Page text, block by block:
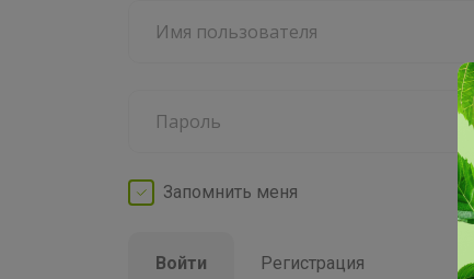
Запомнить меня
Войти Регистрация